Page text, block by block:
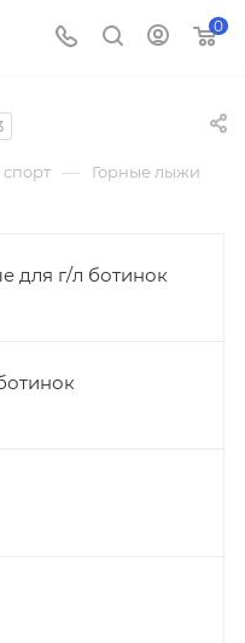
0
— Горные лыжи
для г/л ботинок